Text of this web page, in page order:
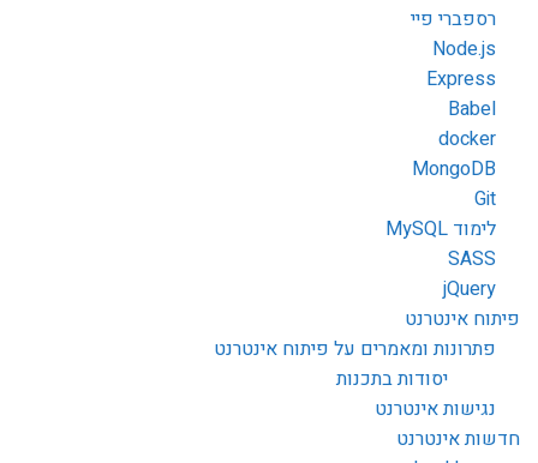
רספברי פיי
Node.js
Express
Babel
docker
MongoDB
Git
לימוד MySQL
SASS
jQuery
פיתוח אינטרנט
פתרונות ומאמרים על פיתוח אינטרנט
יסודות בתכנות
נגישות אינטרנט
חדשות אינטרנט